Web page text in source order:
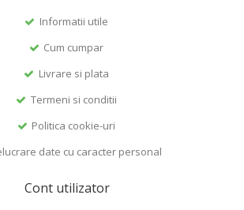
Informatii utile
Cum cumpar
Livrare si plata
Termeni si conditii
Politica cookie-uri
date cu caracter personal
Cont utilizator